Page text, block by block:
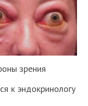
зрения
к эндокринологу